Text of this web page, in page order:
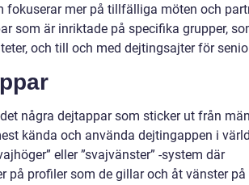
fokuserar mer på tillfälliga möten och
som är inriktade på specifika grupper,
och till och med dejtingsajter för
några dejtappar som sticker ut från
kända och använda dejtingappen i
eller ”svajvänster” -system där
på profiler som de gillar och åt vänster på